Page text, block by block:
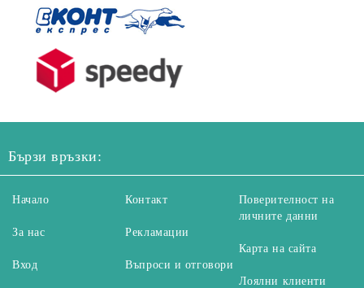
Бързи връзки:
Начало
За нас
Вход
Контакт
Рекламации
Въпроси и отговори
Поверителност на
личните данни
Карта на сайта
Лоялни клиенти